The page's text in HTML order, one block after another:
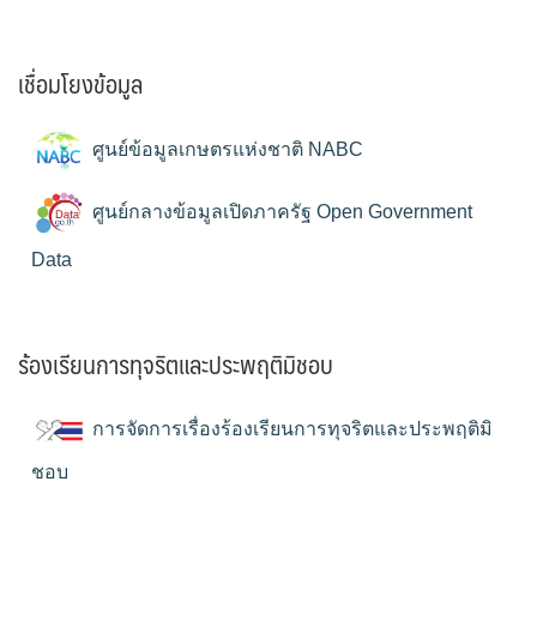
เชื่อมโยงข้อมูล
ศูนย์ข้อมูลเกษตรแห่งชาติ NABC
ศูนย์กลางข้อมูลเปิดภาครัฐ Open Government
Data
ร้องเรียนการทุจริตและประพฤติมิชอบ
การจัดการเรื่องร้องเรียนการทุจริตและประพฤติมิ
ชอบ